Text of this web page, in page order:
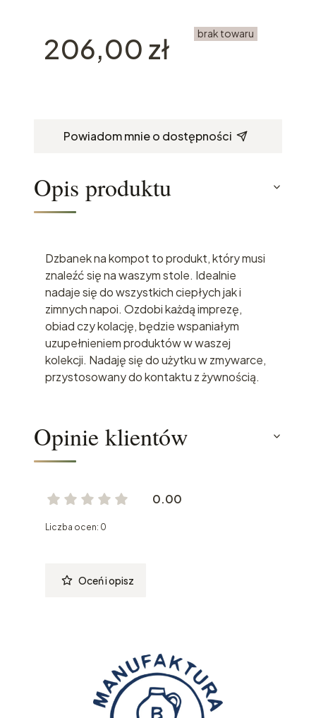
Cena
206,00 zł brak towaru
Powiadom mnie o dostępności
Opis produktu
Dzbanek na kompot to produkt, który musi
znaleźć się na waszym stole. Idealnie
nadaje się do wszystkich ciepłych jak i
zimnych napoi. Ozdobi każdą imprezę,
obiad czy kolację, będzie wspaniałym
uzupełnieniem produktów w waszej
kolekcji. Nadaję się do użytku w zmywarce,
przystosowany do kontaktu z żywnością.
Opinie klientów
0.00
Liczba ocen: 0
Oceń i opisz